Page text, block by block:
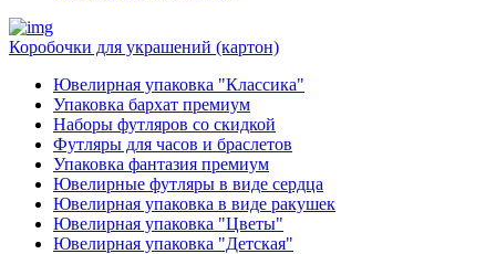
Коробочки для украшений (картон)
Ювелирная упаковка "Классика"
Упаковка бархат премиум
Наборы футляров со скидкой
Футляры для часов и браслетов
Упаковка фантазия премиум
Ювелирные футляры в виде сердца
Ювелирная упаковка в виде ракушек
Ювелирная упаковка "Цветы"
Ювелирная упаковка "Детская"